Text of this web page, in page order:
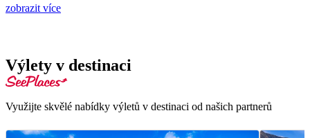
zobrazit více
Výlety v destinaci
Využijte skvělé nabídky výletů v destinaci od našich partnerů